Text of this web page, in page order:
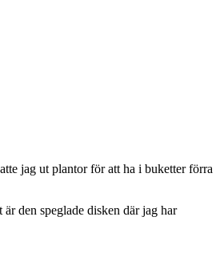
jag ut plantor för att ha i buketter förra
den speglade disken där jag har